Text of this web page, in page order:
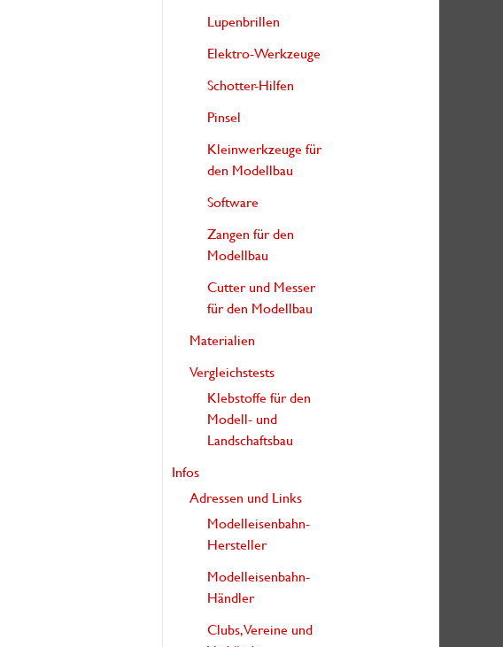
Lupenbrillen
Elektro-Werkzeuge
Schotter-Hilfen
Pinsel
Kleinwerkzeuge für
den Modellbau
Software
Zangen für den
Modellbau
Cutter und Messer
für den Modellbau
Materialien
Vergleichstests
Klebstoffe für den
Modell- und
Landschaftsbau
Infos
Adressen und Links
Modelleisenbahn-
Hersteller
Modelleisenbahn-
Händler
Clubs, Vereine und